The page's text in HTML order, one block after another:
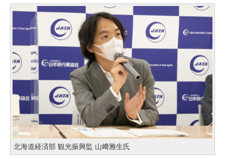
北海道経済部 観光振興監 山﨑雅生氏